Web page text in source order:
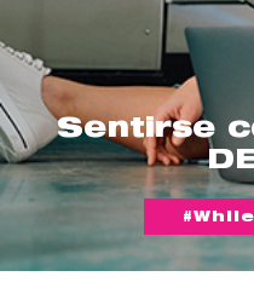
Sentirse